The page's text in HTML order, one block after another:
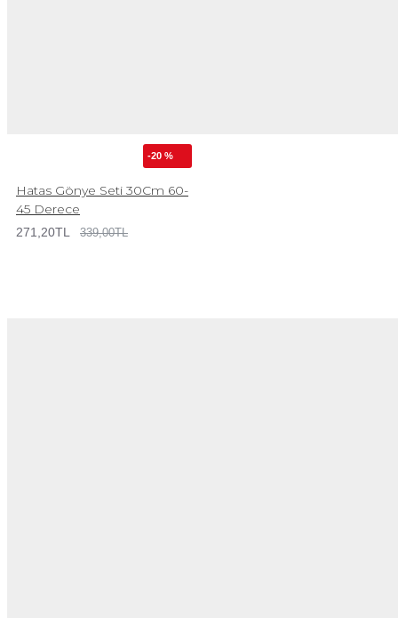
-20 %
Hatas Gönye Seti 30Cm 60-
45 Derece
271,20TL 339,00TL